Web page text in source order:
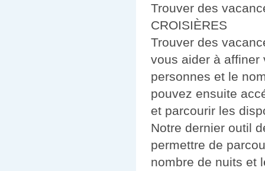
Trouver des
CROISIÈRES
Trouver des
vous aider à affiner
personnes et le
pouvez ensuite
et parcourir les
Notre dernier outil
permettre de
nombre de nuits et